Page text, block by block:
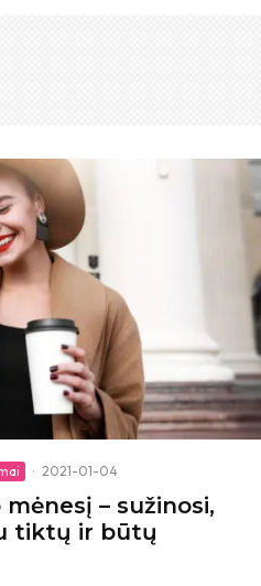
· 2021-01-04
– sužinosi,
tiktų ir būtų